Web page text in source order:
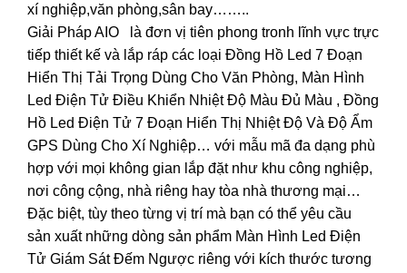
xí nghiệp,văn phòng,sân bay……..
Giải Pháp AIO là đơn vị tiên phong tronh lĩnh vực trực
tiếp thiết kế và lắp ráp các loại Đồng Hồ Led 7 Đoạn
Hiển Thị Tải Trọng Dùng Cho Văn Phòng, Màn Hình
Led Điện Tử Điều Khiển Nhiệt Độ Màu Đủ Màu , Đồng
Hồ Led Điện Tử 7 Đoạn Hiển Thị Nhiệt Độ Và Độ Ẩm
GPS Dùng Cho Xí Nghiệp… với mẫu mã đa dạng phù
hợp với mọi không gian lắp đặt như khu công nghiệp,
nơi công cộng, nhà riêng hay tòa nhà thương mại…
Đặc biệt, tùy theo từng vị trí mà bạn có thể yêu cầu
sản xuất những dòng sản phẩm Màn Hình Led Điện
Tử Giám Sát Đếm Ngược riêng với kích thước tương